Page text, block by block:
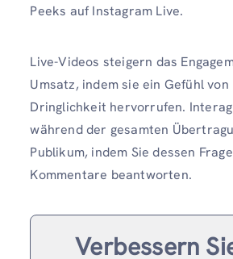
Peeks auf Instagram Live.
Live-Videos steigern das
Umsatz, indem sie ein Gefühl
Dringlichkeit hervorrufen.
während der gesamten
Publikum, indem Sie dessen
Kommentare beantworten.
Verbessern